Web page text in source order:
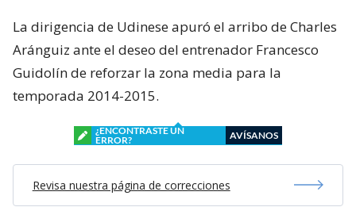
La dirigencia de Udinese apuró el arribo de Charles
Aránguiz ante el deseo del entrenador Francesco
Guidolín de reforzar la zona media para la
temporada 2014-2015.
¿ENCONTRASTE UN
ERROR?
AVÍSANOS
Revisa nuestra página de correcciones